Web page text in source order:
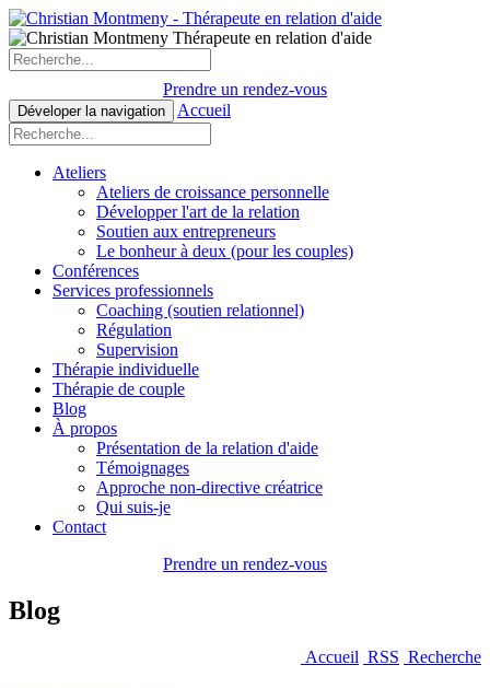
Prendre un rendez-vous
Déveloper la navigation Accueil
Ateliers
Ateliers de croissance personnelle
Développer l'art de la relation
Soutien aux entrepreneurs
Le bonheur à deux (pour les couples)
Conférences
Services professionnels
Coaching (soutien relationnel)
Régulation
Supervision
Thérapie individuelle
Thérapie de couple
Blog
À propos
Présentation de la relation d'aide
Témoignages
Approche non-directive créatrice
Qui suis-je
Contact
Prendre un rendez-vous
Blog
Accueil RSS Recherche